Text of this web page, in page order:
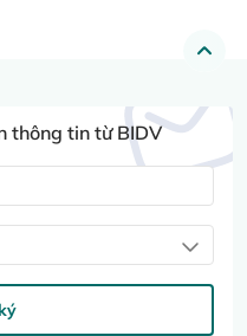
thông tin từ BIDV